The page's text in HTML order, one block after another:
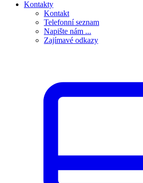
Kontakty
Kontakt
Telefonní seznam
Napište nám ...
Zajímavé odkazy